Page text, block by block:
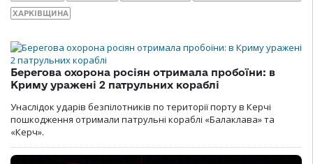
ХАРКІВЩИНА
Берегова охорона росіян отримала пробоїни: в
Криму уражені 2 патрульних кораблі
Унаслідок ударів безпілотників по території порту в Керчі
пошкодження отримали патрульні кораблі «Балаклава» та
«Керч».